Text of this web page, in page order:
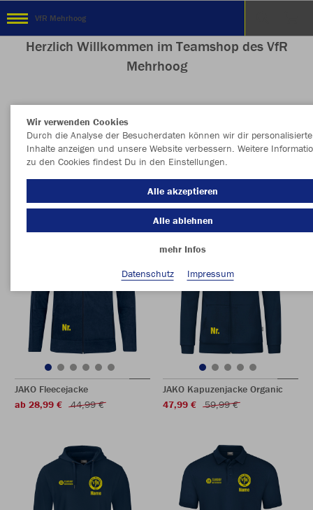
VfR Mehrhoog
Herzlich Willkommen im Teamshop des VfR
Mehrhoog
Nachhaltig Farbe
JAKO Fleecejacke
ab 28,99 €
44,99 €
JAKO Kapuzenjacke Organic
47,99 €
59,99 €
Wir verwenden Cookies
Durch die Analyse der Besucherdaten können wir dir personalisierte
Inhalte anzeigen und unsere Website verbessern. Weitere
zu den Cookies findest Du in den Einstellungen.
Alle akzeptieren
Alle ablehnen
mehr Infos
Datenschutz
Impressum